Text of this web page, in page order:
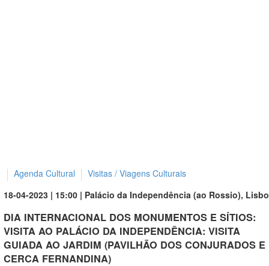
Agenda Cultural
Visitas / Viagens Culturais
18-04-2023 | 15:00 | Palácio da Independência (ao Rossio),
DIA INTERNACIONAL DOS MONUMENTOS E SÍTIOS:
VISITA AO PALÁCIO DA INDEPENDÊNCIA: VISITA
GUIADA AO JARDIM (PAVILHÃO DOS CONJURADOS E
CERCA FERNANDINA)